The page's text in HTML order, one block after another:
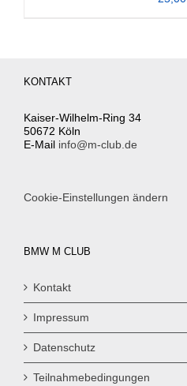
KONTAKT
Kaiser-Wilhelm-Ring 34
50672 Köln
E-Mail info@m-club.de
Cookie-Einstellungen ändern
BMW M CLUB
Kontakt
Impressum
Datenschutz
Teilnahmebedingungen